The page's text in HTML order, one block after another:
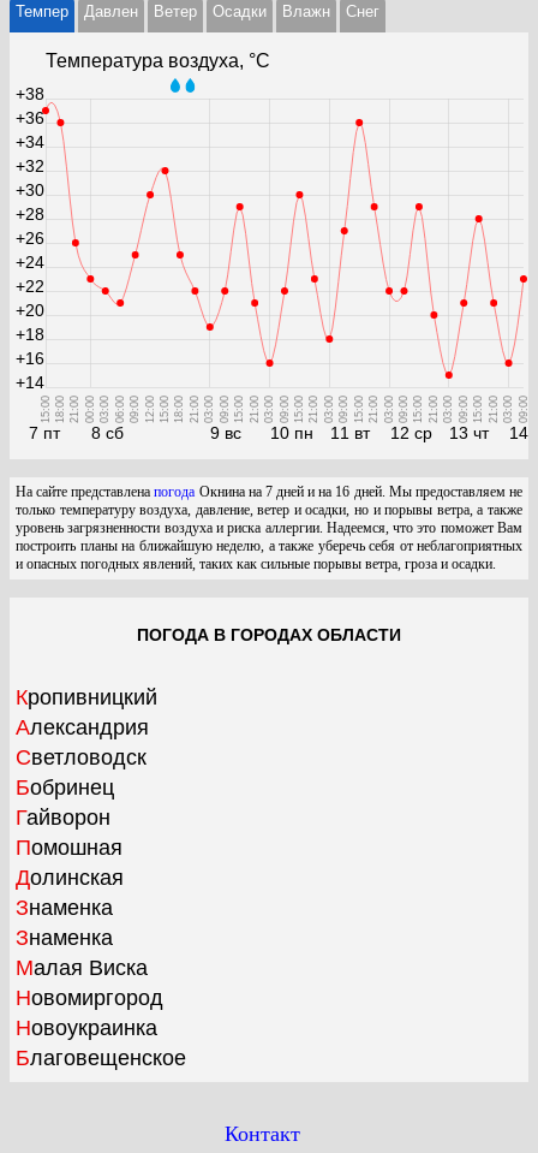
Темпер Давлен Ветер Осадки Влажн Cнег
Температура воздуха, °С
7 пт
15:00 18:00 21:00
8 сб
00:00 03:00 06:00 09:00 12:00 15:00 18:00 21:00
9 вс
03:00 09:00 15:00 21:00
10 пн
03:00 09:00 15:00 21:00
11 вт
03:00 09:00 15:00 21:00
12 ср
03:00 09:00 15:00 21:00
13 чт
03:00 09:00 15:00 21:00
14
03:00 09:00
+14
+16
+18
+20
+22
+24
+26
+28
+30
+32
+34
+36
+38
На сайте представленапогода Окнина на 7 дней и на 16 дней. Мы предоставляем не
только температуру воздуха, давление, ветер и осадки, но и порывы ветра, а также
уровень загрязненности воздуха и риска аллергии. Надеемся, что это поможет Вам
построить планы на ближайшую неделю, а также уберечь себя от неблагоприятных
и опасных погодных явлений, таких как сильные порывы ветра, гроза и осадки.
ПОГОДА В ГОРОДАХ ОБЛАСТИ
Кропивницкий
Александрия
Светловодск
Бобринец
Гайворон
Помошная
Долинская
Знаменка
Знаменка
Малая Виска
Новомиргород
Новоукраинка
Благовещенское
Контакт